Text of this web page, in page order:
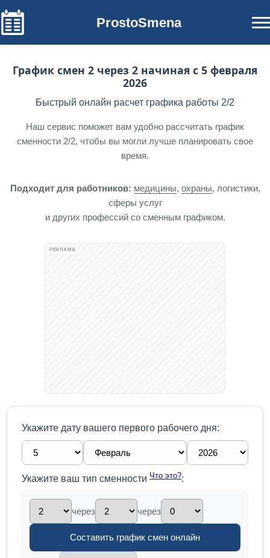
ProstoSmena
График смен 2 через 2 начиная с 5 февраля
2026
Быстрый онлайн расчет графика работы 2/2
Наш сервис поможет вам удобно рассчитать график
сменности 2/2, чтобы вы могли лучше планировать свое
время.
Подходит для работников: медицины, охраны, логистики,
сферы услуг
и других профессий со сменным графиком.
РЕКЛАМА
Укажите дату вашего первого рабочего дня:
Укажите ваш тип сменностиЧто это?:
через через